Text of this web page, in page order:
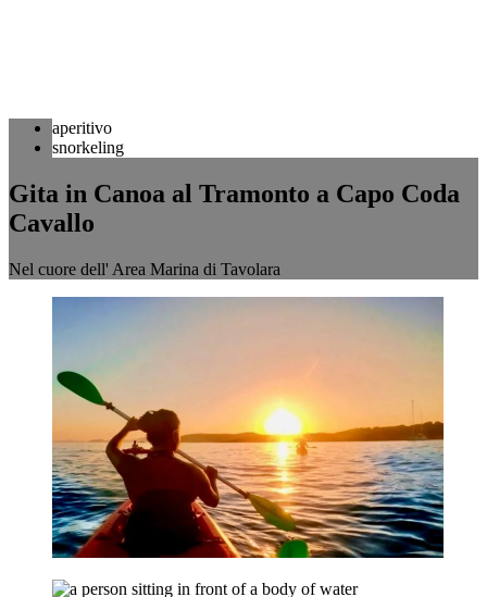
aperitivo
snorkeling
Gita in Canoa al Tramonto a Capo Coda
Cavallo
Nel cuore dell' Area Marina di Tavolara